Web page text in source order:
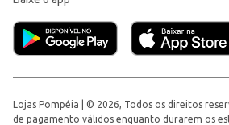
Lojas Pompéia | © 2026, Todos os direitos
de pagamento válidos enquanto durarem os